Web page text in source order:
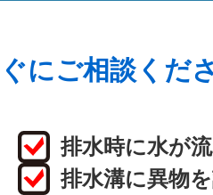
にご相談くだ
排水時に水が
排水溝に異物